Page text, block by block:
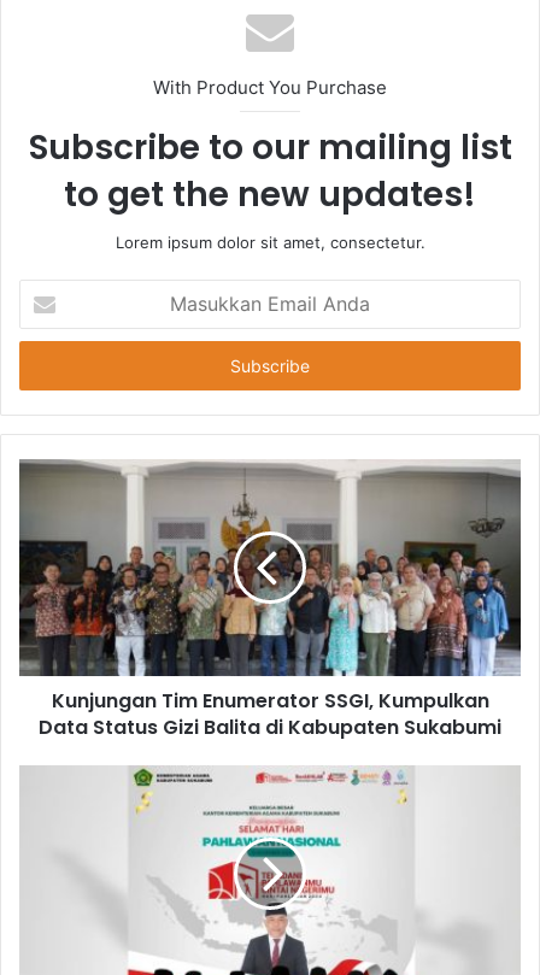
With Product You Purchase
Subscribe to our mailing list
to get the new updates!
Lorem ipsum dolor sit amet, consectetur.
Email
Anda
Kunjungan Tim Enumerator SSGI, Kumpulkan
Data Status Gizi Balita di Kabupaten Sukabumi